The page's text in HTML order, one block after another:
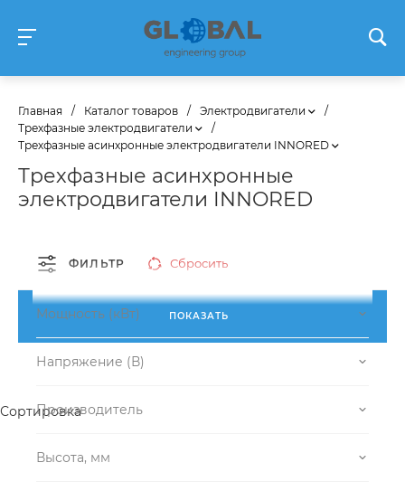
Главная / Каталог товаров / Электродвигатели
/
Трехфазные электродвигатели
/
Трехфазные асинхронные электродвигатели INNORED
Трехфазные асинхронные
электродвигатели INNORED
ФИЛЬТР Сбросить
Мощность (кВт)
Напряжение (В)
Производитель
Высота, мм
ПОКАЗАТЬ
Сортировка